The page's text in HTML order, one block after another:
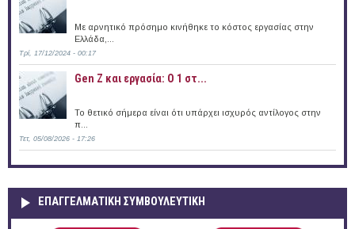
Με αρνητικό πρόσημο κινήθηκε το κόστος εργασίας στην
Ελλάδα,...
Τρί, 17/12/2024 - 00:17
Gen Z και εργασία: Ο 1 στ...
Το θετικό σήμερα είναι ότι υπάρχει ισχυρός αντίλογος στην
π...
Τετ, 05/08/2026 - 17:26
ΕΠΑΓΓΕΛΜΑΤΙΚΉ ΣΥΜΒΟΥΛΕΥΤΙΚΉ